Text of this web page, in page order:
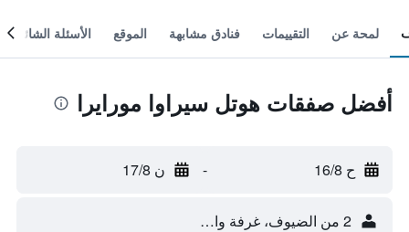
لمحة عن التقييمات فنادق مشابهة الموقع الأسئلة الشائعة
أفضل صفقات هوتل سيراوا مورايرا
ح 16/8 - ن 17/8
2 من الضيوف، غرفة واحدة